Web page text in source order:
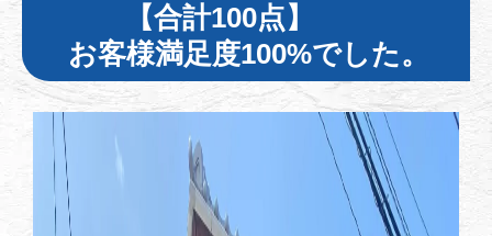
【合計100点】
お客様満足度100%でした。